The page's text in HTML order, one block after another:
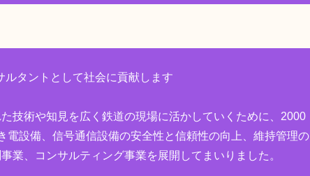
ルタントとして社会に貢献します
技術や知見を広く鉄道の現場に活かしていくために、2000
設備、信号通信設備の安全性と信頼性の向上、維持管理の
業、コンサルティング事業を展開してまいりました。